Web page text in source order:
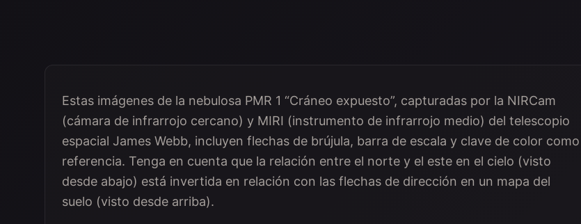
Estas imágenes de la nebulosa PMR 1 “Cráneo expuesto”, capturadas por la NIRCam
(cámara de infrarrojo cercano) y MIRI (instrumento de infrarrojo medio) del telescopio
espacial James Webb, incluyen flechas de brújula, barra de escala y clave de color como
referencia. Tenga en cuenta que la relación entre el norte y el este en el cielo (visto
desde abajo) está invertida en relación con las flechas de dirección en un mapa del
suelo (visto desde arriba).